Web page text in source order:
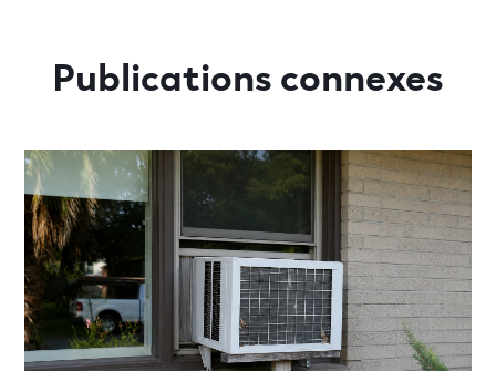
Publications connexes